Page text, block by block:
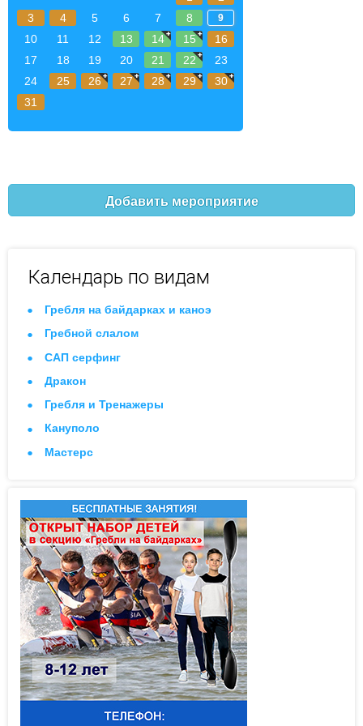
3
4 5 6 7 8 9
10 11 12 13 14 15
16
17
18 19 20 21 22
23
24
25 26 27 28 29
30
31
Добавить мероприятие
Календарь по видам
Гребля на байдарках и каноэ
Гребной слалом
САП серфинг
Дракон
Гребля и Тренажеры
Кануполо
Мастерс